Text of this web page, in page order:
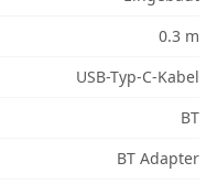
0.3 m
USB-Typ-C-Kabel
BT
BT Adapter